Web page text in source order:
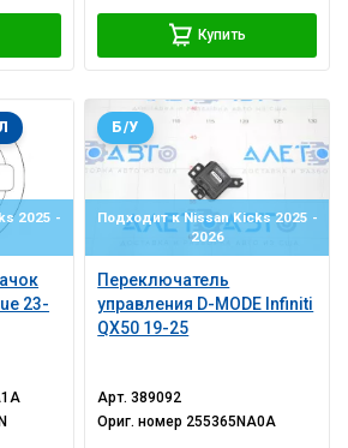
Купить
2025 -
23-
Подходит к Nissan Kicks 2025 -
2026
Переключатель
управления D-MODE Infiniti
QX50 19-25
Б/У
Арт.389092
Ориг. номер 255365NA0A